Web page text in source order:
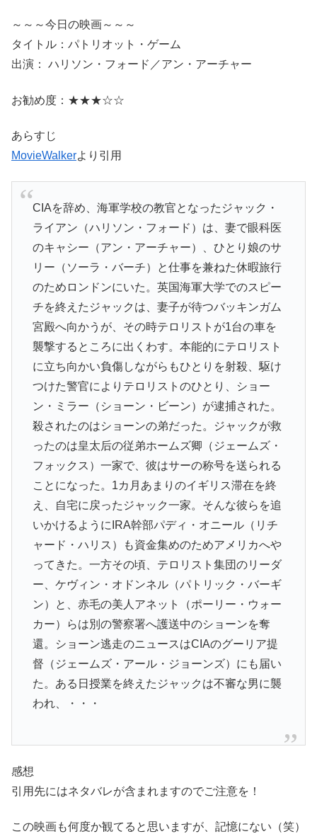
～～～今日の映画～～～
タイトル：パトリオット・ゲーム
出演： ハリソン・フォード／アン・アーチャー
お勧め度：★★★☆☆
あらすじ
MovieWalkerより引用
CIAを辞め、海軍学校の教官となったジャック・
ライアン（ハリソン・フォード）は、妻で眼科医
のキャシー（アン・アーチャー）、ひとり娘のサ
リー（ソーラ・バーチ）と仕事を兼ねた休暇旅行
のためロンドンにいた。英国海軍大学でのスピー
チを終えたジャックは、妻子が待つバッキンガム
宮殿へ向かうが、その時テロリストが1台の車を
襲撃するところに出くわす。本能的にテロリスト
に立ち向かい負傷しながらもひとりを射殺、駆け
つけた警官によりテロリストのひとり、ショー
ン・ミラー（ショーン・ビーン）が逮捕された。
殺されたのはショーンの弟だった。ジャックが救
ったのは皇太后の従弟ホームズ卿（ジェームズ・
フォックス）一家で、彼はサーの称号を送られる
ことになった。1カ月あまりのイギリス滞在を終
え、自宅に戻ったジャック一家。そんな彼らを追
いかけるようにIRA幹部パディ・オニール（リチ
ャード・ハリス）も資金集めのためアメリカへや
ってきた。一方その頃、テロリスト集団のリーダ
ー、ケヴィン・オドンネル（パトリック・バーギ
ン）と、赤毛の美人アネット（ポーリー・ウォー
カー）らは別の警察署へ護送中のショーンを奪
還。ショーン逃走のニュースはCIAのグーリア提
督（ジェームズ・アール・ジョーンズ）にも届い
た。ある日授業を終えたジャックは不審な男に襲
われ、・・・
感想
引用先にはネタバレが含まれますのでご注意を！
この映画も何度か観てると思いますが、記憶にない（笑）